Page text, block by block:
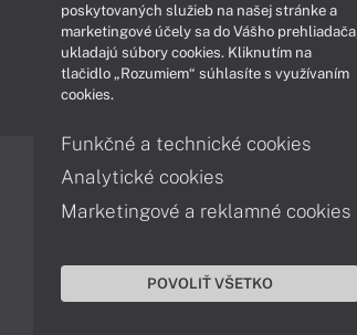
PODPORA A SERVIS
Informácie
Obchodné podmienky
Ochrana osobných údajov
poskytovaných služieb na našej stránke a
marketingové účely sa do Vášho prehliadača
ukladajú súbory cookies. Kliknutím na
tlačidlo „Rozumiem“ súhlasíte s využívaním
cookies.
Funkčné a technické cookies
Analytické cookies
Marketingové a reklamné cookies
POVOLIŤ VŠETKO